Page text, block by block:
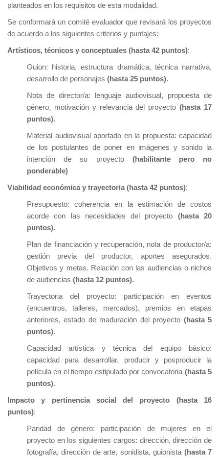
planteados en los requisitos de esta modalidad.
Se conformará un comité evaluador que revisará los proyectos
de acuerdo a los siguientes criterios y puntajes:
Artísticos, técnicos y conceptuales (hasta 42 puntos):
Guion: historia, estructura dramática, técnica narrativa,
desarrollo de personajes (hasta 25 puntos).
Nota de director/a: lenguaje audiovisual, propuesta de
género, motivación y relevancia del proyecto(hasta 17
puntos).
Material audiovisual aportado en la propuesta: capacidad
de los postulantes de poner en imágenes y sonido la
intención de su proyecto (habilitante pero no
ponderable)
Viabilidad económica y trayectoria (hasta 42 puntos):
Presupuesto: coherencia en la estimación de costos
acorde con las necesidades del proyecto (hasta 20
puntos).
Plan de financiación y recuperación, nota de productor/a:
gestión previa del productor, aportes asegurados.
Objetivos y metas. Relación con las audiencias o nichos
de audiencias (hasta 12 puntos).
Trayectoria del proyecto: participación en eventos
(encuentros, talleres, mercados), premios en etapas
anteriores, estado de maduración del proyecto (hasta 5
puntos).
Capacidad artística y técnica del equipo básico:
capacidad para desarrollar, producir y posproducir la
película en el tiempo estipulado por convocatoria (hasta 5
puntos).
Impacto y pertinencia social del proyecto (hasta 16
puntos):
Paridad de género: participación de mujeres en el
proyecto en los siguientes cargos: dirección, dirección de
fotografía, dirección de arte, sonidista, guionista (hasta 7